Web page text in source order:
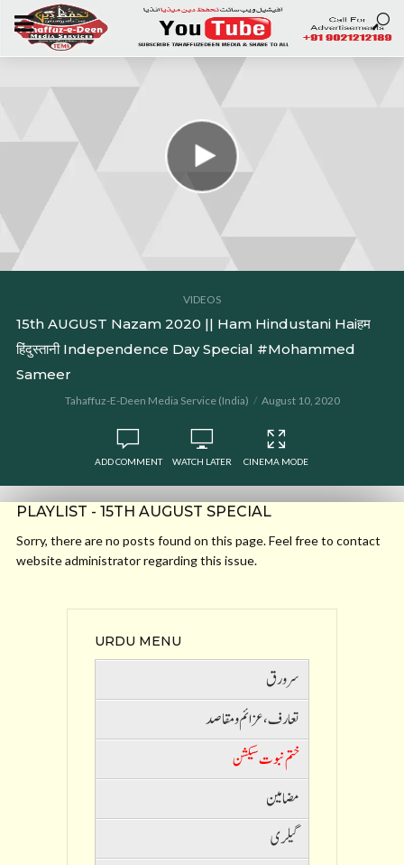
VIDEOS
15th AUGUST Nazam 2020 || Ham Hindustani Haiहम
हिंदुस्तानी Independence Day Special #Mohammed
Sameer
Tahaffuz-E-Deen Media Service (India) August 10, 2020
ADD COMMENT WATCH LATER CINEMA MODE
PLAYLIST - 15TH AUGUST SPECIAL
Sorry, there are no posts found on this page. Feel free to contact
website administrator regarding this issue.
URDU MENU
سرورق
تعارف ،عزائم و مقاصد
ختم نبوت سیکشن
مضامین
گیلری